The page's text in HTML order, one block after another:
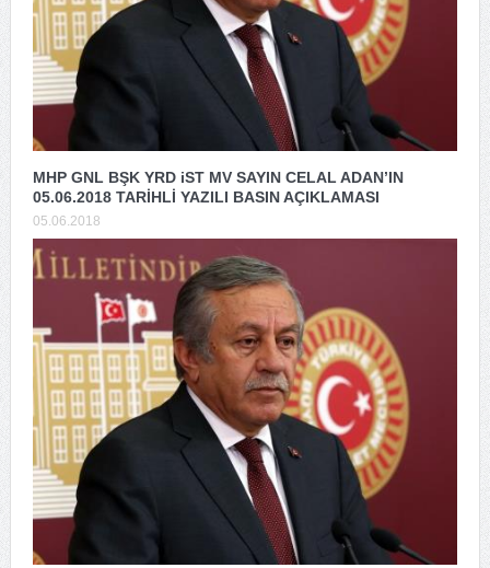
MHP GNL BŞK YRD iST MV SAYIN CELAL ADAN’IN
05.06.2018 TARİHLİ YAZILI BASIN AÇIKLAMASI
05.06.2018